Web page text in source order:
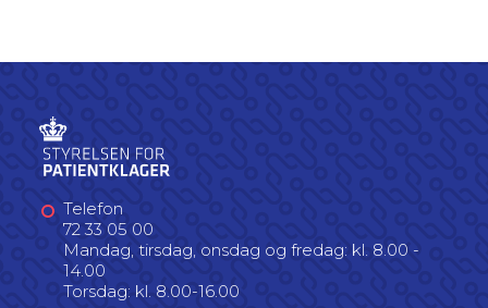
Telefon
72 33 05 00
Mandag, tirsdag, onsdag og fredag: kl. 8.00 -
14.00
Torsdag: kl. 8.00-16.00